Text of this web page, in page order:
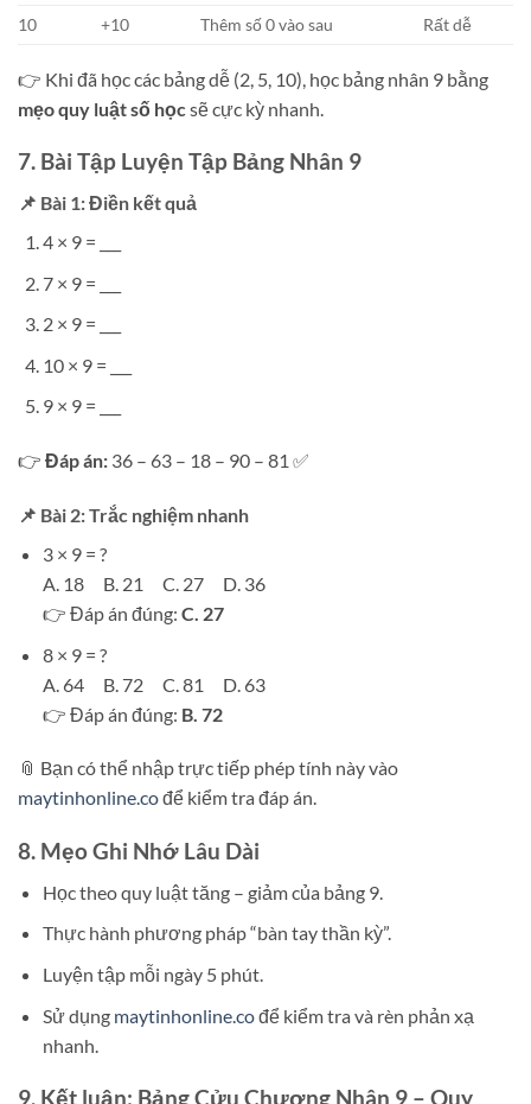
10 +10 Thêm số 0 vào sau Rất dễ
👉 Khi đã học các bảng dễ (2, 5, 10), học bảng nhân 9 bằng
mẹo quy luật số học sẽ cực kỳ nhanh.
7. Bài Tập Luyện Tập Bảng Nhân 9
📌 Bài 1: Điền kết quả
4 × 9 = ___
7 × 9 = ___
2 × 9 = ___
10 × 9 = ___
9 × 9 = ___
👉 Đáp án: 36 – 63 – 18 – 90 – 81 ✅
📌 Bài 2: Trắc nghiệm nhanh
3 × 9 = ?
A. 18 B. 21 C. 27 D. 36
👉 Đáp án đúng: C. 27
8 × 9 = ?
A. 64 B. 72 C. 81 D. 63
👉 Đáp án đúng: B. 72
📎 Bạn có thể nhập trực tiếp phép tính này vào
maytinhonline.cođể kiểm tra đáp án.
8. Mẹo Ghi Nhớ Lâu Dài
Học theo quy luật tăng – giảm của bảng 9.
Thực hành phương pháp “bàn tay thần kỳ”.
Luyện tập mỗi ngày 5 phút.
Sử dụng maytinhonline.cođể kiểm tra và rèn phản xạ
nhanh.
9. Kết luận: Bảng Cửu Chương Nhân 9 – Quy